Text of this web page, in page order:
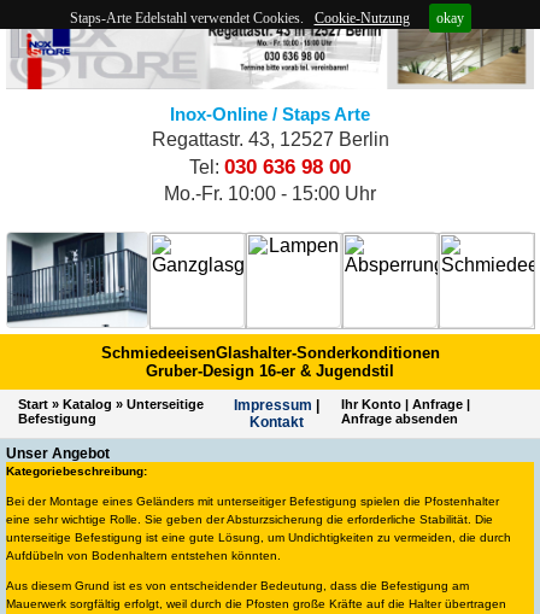
Staps-Arte Edelstahl verwendet Cookies. Cookie-Nutzung okay
Inox-Online / Staps Arte
Regattastr. 43, 12527 Berlin
Tel: 030 636 98 00
Mo.-Fr. 10:00 - 15:00 Uhr
SchmiedeeisenGlashalter-Sonderkonditionen
Gruber-Design 16-er & Jugendstil
Start » Katalog » Unterseitige
Befestigung
Impres­sum
Kontakt
Ihr Konto| Anfrage|
Anfrage absenden
Unser Angebot
Kategoriebeschreibung:
Bei der Montage eines Geländers mit unterseitiger Befestigung spielen die Pfostenhalter
eine sehr wichtige Rolle. Sie geben der Absturzsicherung die erforderliche Stabilität. Die
unterseitige Befestigung ist eine gute Lösung, um Undichtigkeiten zu vermeiden, die durch
Aufdübeln von Bodenhaltern entstehen könnten.
Aus diesem Grund ist es von entscheidender Bedeutung, dass die Befestigung am
Mauerwerk sorgfältig erfolgt, weil durch die Pfosten große Kräfte auf die Halter übertragen